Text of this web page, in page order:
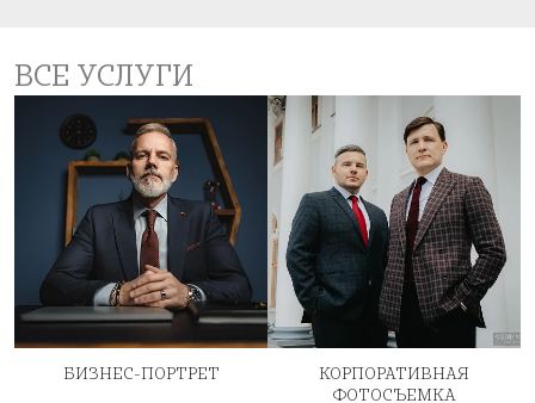
ВСЕ УСЛУГИ
БИЗНЕС-ПОРТРЕТ
КОРПОРАТИВНАЯ
ФОТОСЪЕМКА